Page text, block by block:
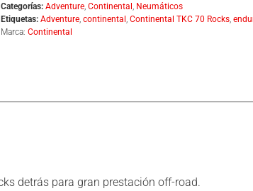
Categorías: Adventure, Continental , Neumáticos
Etiquetas: Adventure, continental , Continental TKC 70 Rocks,
Marca: Continental
detrás para gran prestación off-road.